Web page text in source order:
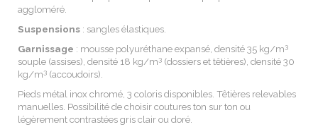
aggloméré.
Suspensions : sangles élastiques.
Garnissage : mousse polyuréthane expansé, densité 35 kg/m3
souple (assises), densité 18 kg/m3 (dossiers et têtières), densité 30
kg/m3 (accoudoirs).
Pieds métal inox chromé, 3 coloris disponibles. Têtières relevables
manuelles. Possibilité de choisir coutures ton sur ton ou
légèrement contrastées gris clair ou doré.